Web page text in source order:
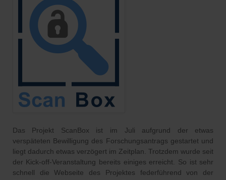
Das Projekt ScanBox ist im Juli aufgrund der etwas
verspäteten Bewilligung des Forschungsantrags gestartet und
liegt dadurch etwas verzögert im Zeitplan. Trotzdem wurde seit
der Kick-off-Veranstaltung bereits einiges erreicht. So ist sehr
schnell die Webseite des Projektes federführend von der